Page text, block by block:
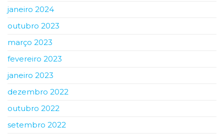
janeiro 2024
outubro 2023
março 2023
fevereiro 2023
janeiro 2023
dezembro 2022
outubro 2022
setembro 2022